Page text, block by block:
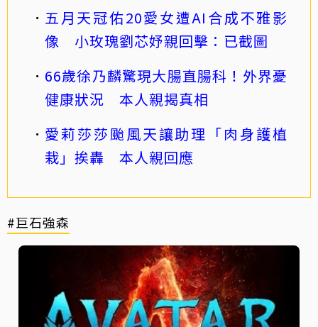
五月天冠佑20愛女遭AI合成不雅影
像 小玫瑰劉芯妤親回擊：已截圖
66歲徐乃麟驚現大腸直腸科！外界憂
健康狀況 本人親揭真相
愛莉莎莎颱風天讓助理「肉身護植
栽」挨轟 本人親回應
#巨石強森